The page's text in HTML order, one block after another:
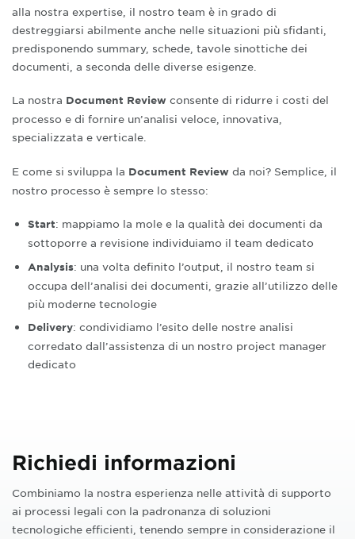
alla nostra expertise, il nostro team è in grado di
destreggiarsi abilmente anche nelle situazioni più sfidanti,
predisponendo summary, schede, tavole sinottiche dei
documenti, a seconda delle diverse esigenze.
La nostra Document Review consente di ridurre i costi del
processo e di fornire un’analisi veloce, innovativa,
specializzata e verticale.
E come si sviluppa la Document Review da noi? Semplice, il
nostro processo è sempre lo stesso:
Start: mappiamo la mole e la qualità dei documenti da
sottoporre a revisione individuiamo il team dedicato
Analysis: una volta definito l’output, il nostro team si
occupa dell’analisi dei documenti, grazie all’utilizzo delle
più moderne tecnologie
Delivery: condividiamo l’esito delle nostre analisi
corredato dall’assistenza di un nostro project manager
dedicato
Richiedi informazioni
Combiniamo la nostra esperienza nelle attività di supporto
ai processi legali con la padronanza di soluzioni
tecnologiche efficienti, tenendo sempre in considerazione il